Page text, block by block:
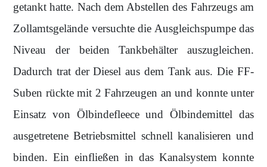
getankt hatte. Nach dem Abstellen des Fahrzeugs am
Zollamtsgelände versuchte die Ausgleichspumpe das
Niveau der beiden Tankbehälter auszugleichen.
Dadurch trat der Diesel aus dem Tank aus. Die FF-
Suben rückte mit 2 Fahrzeugen an und konnte unter
Einsatz von Ölbindefleece und Ölbindemittel das
ausgetretene Betriebsmittel schnell kanalisieren und
binden. Ein einfließen in das Kanalsystem konnte